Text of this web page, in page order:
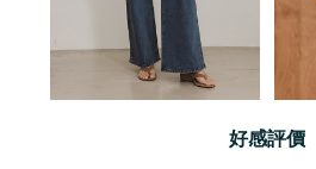
好感評價